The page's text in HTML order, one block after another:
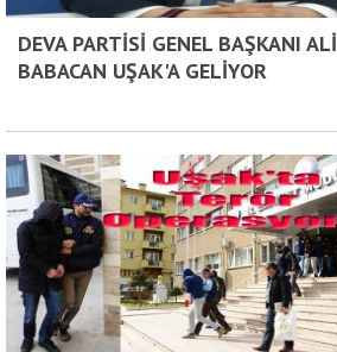
DEVA PARTİSİ GENEL BAŞKANI ALİ
BABACAN UŞAK'A GELİYOR